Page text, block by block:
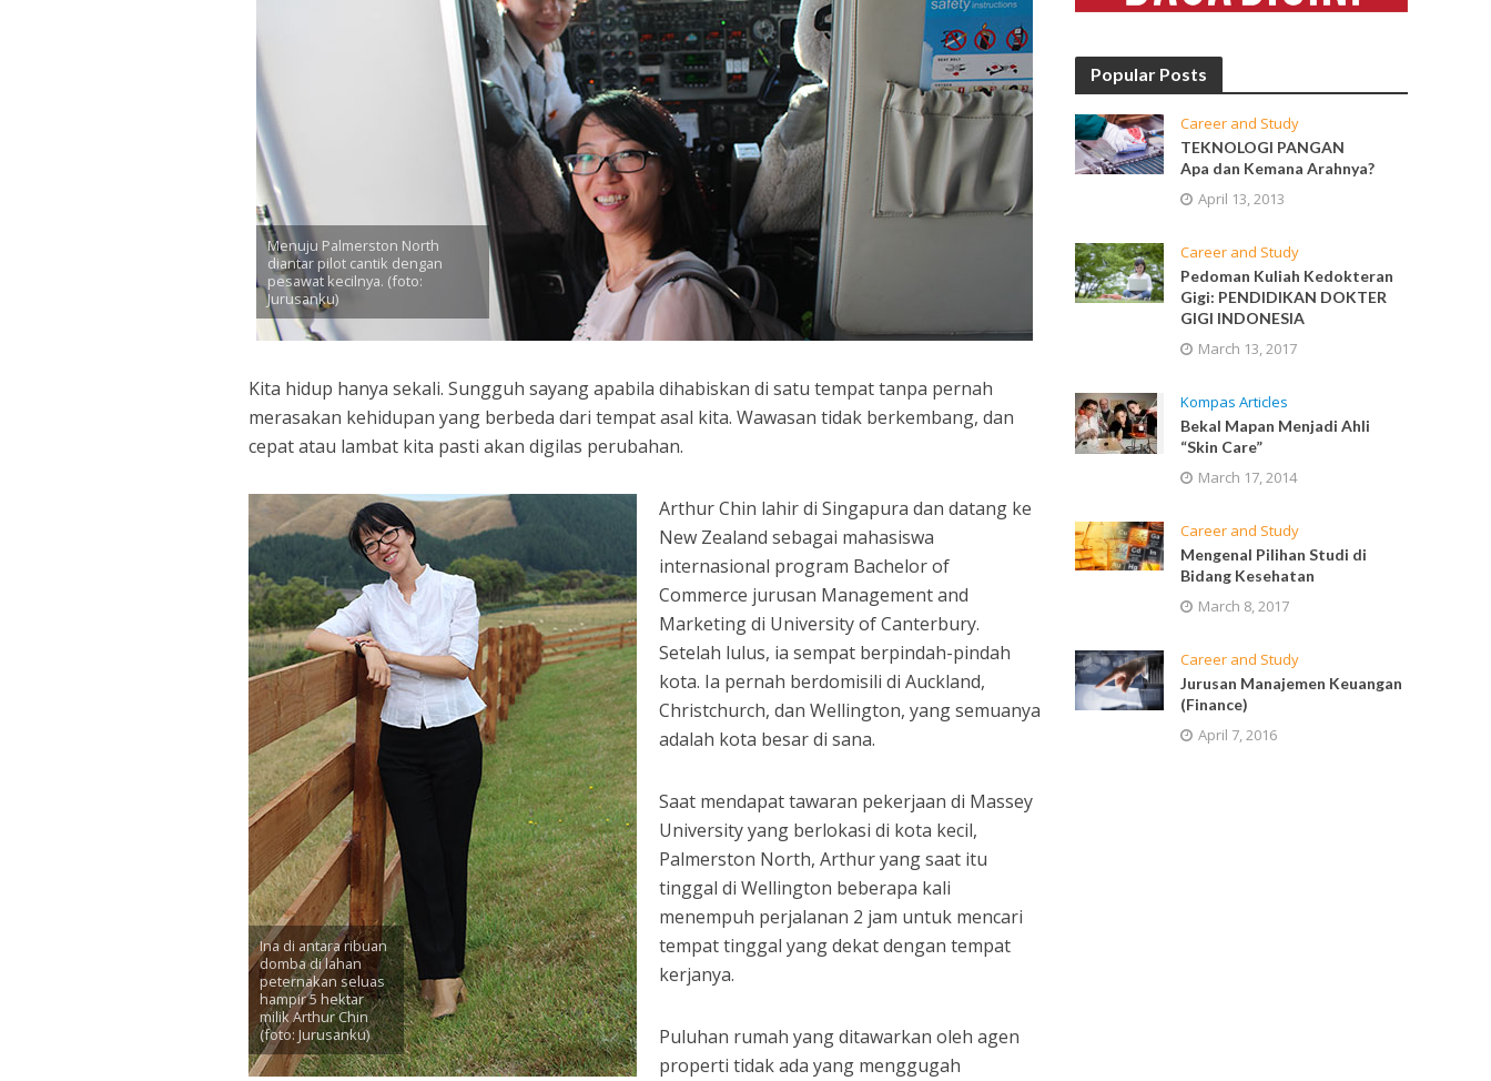
Menuju Palmerston North
diantar pilot cantik dengan
pesawat kecilnya. (foto:
Jurusanku)
Kita hidup hanya sekali. Sungguh sayang apabila dihabiskan di satu tempat tanpa pernah
merasakan kehidupan yang berbeda dari tempat asal kita. Wawasan tidak berkembang, dan
cepat atau lambat kita pasti akan digilas perubahan.
Ina di antara ribuan
domba di lahan
peternakan seluas
hampir 5 hektar
milik Arthur Chin
(foto: Jurusanku)
Arthur Chin lahir di Singapura dan datang ke
New Zealand sebagai mahasiswa
internasional program Bachelor of
Commerce jurusan Management and
Marketing di University of Canterbury.
Setelah lulus, ia sempat berpindah-pindah
kota. Ia pernah berdomisili di Auckland,
Christchurch, dan Wellington, yang semuanya
adalah kota besar di sana.
Saat mendapat tawaran pekerjaan di Massey
University yang berlokasi di kota kecil,
Palmerston North, Arthur yang saat itu
tinggal di Wellington beberapa kali
menempuh perjalanan 2 jam untuk mencari
tempat tinggal yang dekat dengan tempat
kerjanya.
Puluhan rumah yang ditawarkan oleh agen
properti tidak ada yang menggugah
Popular Posts
Career and Study
TEKNOLOGI PANGAN
Apa dan Kemana Arahnya?
April 13, 2013
Career and Study
Pedoman Kuliah Kedokteran
Gigi: PENDIDIKAN DOKTER
GIGI INDONESIA
March 13, 2017
Kompas Articles
Bekal Mapan Menjadi Ahli
“Skin Care”
March 17, 2014
Career and Study
Mengenal Pilihan Studi di
Bidang Kesehatan
March 8, 2017
Career and Study
Jurusan Manajemen Keuangan
(Finance)
April 7, 2016